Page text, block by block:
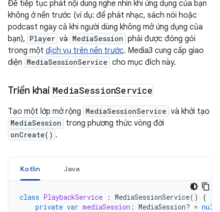
Để tiếp tục phát nội dung nghe nhìn khi ứng dụng của bạn
không ở nền trước (ví dụ: để phát nhạc, sách nói hoặc
podcast ngay cả khi người dùng không mở ứng dụng của
bạn), Player và MediaSession phải được đóng gói
trong một dịch vụ trên nền trước. Media3 cung cấp giao
diện MediaSessionService cho mục đích này.
Triển khai MediaSessionService
Tạo một lớp mở rộng MediaSessionService và khởi tạo
MediaSession trong phương thức vòng đời
onCreate() .
Kotlin Java
class PlaybackService : MediaSessionService()
{
private var mediaSession : MediaSession? = null